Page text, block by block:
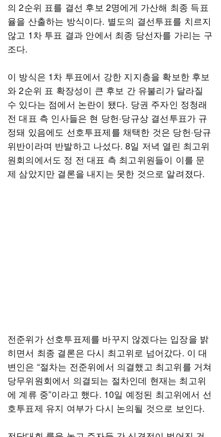
의 2순위 표를 결선 후보 2명에게 가산해 최종 득표
율을 산출하는 방식이다. 별도의 결선투표를 치르지
않고 1차 투표 결과 안에서 최종 당선자를 가리는 구
조다.
이 방식은 1차 투표에서 강한 지지층을 확보한 후보
와 2순위 표 확장성이 큰 후보 간 유불리가 달라질
수 있다는 점에서 논란이 됐다. 당권 주자인 정청래
전 대표 측 인사들은 현 당헌·당규상 결선투표가 규
정돼 있음에도 선호투표제를 채택한 것은 당헌·당규
위반이라며 반발하고 나섰다. 8일 저녁 열린 최고위
원회의에서도 정 전 대표 측 최고위원들이 이를 문
제 삼았지만 결론을 내지는 못한 것으로 알려졌다.
전준위가 선호투표제를 바꾸지 않겠다는 입장을 밝
히면서 최종 결론은 다시 최고위로 넘어갔다. 이 대
변인은 “절차는 전준위에서 의결했고 최고위를 거쳐
당무위원회에서 의결되는 절차인데 현재는 최고위
에 계류 중”이라고 했다. 10일 예정된 최고위에서 선
호투표제 유지 여부가 다시 논의될 것으로 보인다.